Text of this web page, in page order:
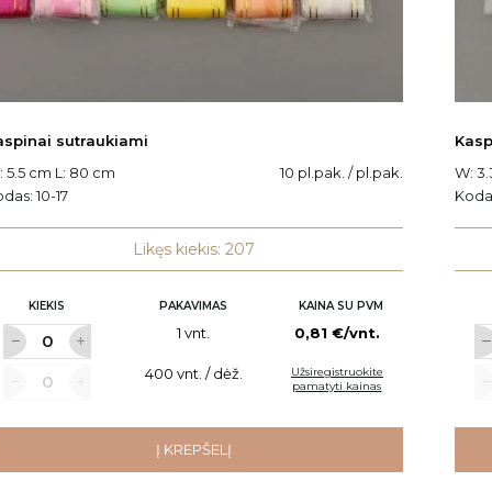
sutraukiami
5.5 cm L: 80 cm
10 pl.pak. / pl.pak.
10-17
Likęs kiekis: 207
KIEKIS PAKAVIMAS KAINA SU PVM
1 vnt. 0,81 €/vnt.
400 vnt. / dėž.
Užsiregistruokite
pamatyti kainas
Į KREPŠELĮ
W: